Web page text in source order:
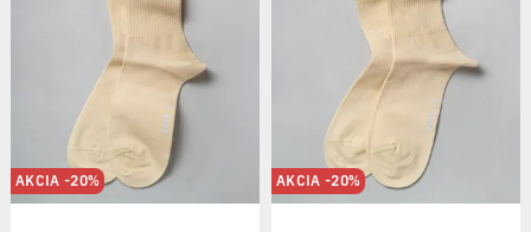
AKCIA -20% AKCIA -20%